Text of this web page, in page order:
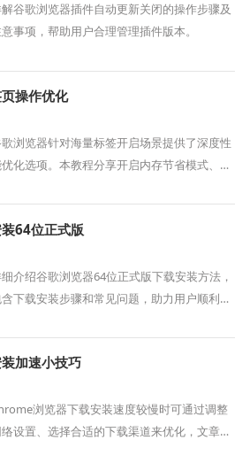
谷歌浏览器插件自动更新关闭的操作步骤及
事项，帮助用户合理管理插件版本。
操作优化
浏览器针对海量标签开启场景提供了深度性
化选项。本教程分享开启内存节省模式、利
略，助您在处理繁杂资讯流时依然保持界面
，让软硬件资源得到合理分配，彻底告别由
64位正式版
介绍谷歌浏览器64位正式版下载安装方法，
下载安装步骤和常见问题，助力用户顺利完
加速小技巧
浏览器下载安装速度较慢时可通过调整
设置、选择合适的下载渠道来优化，文章总